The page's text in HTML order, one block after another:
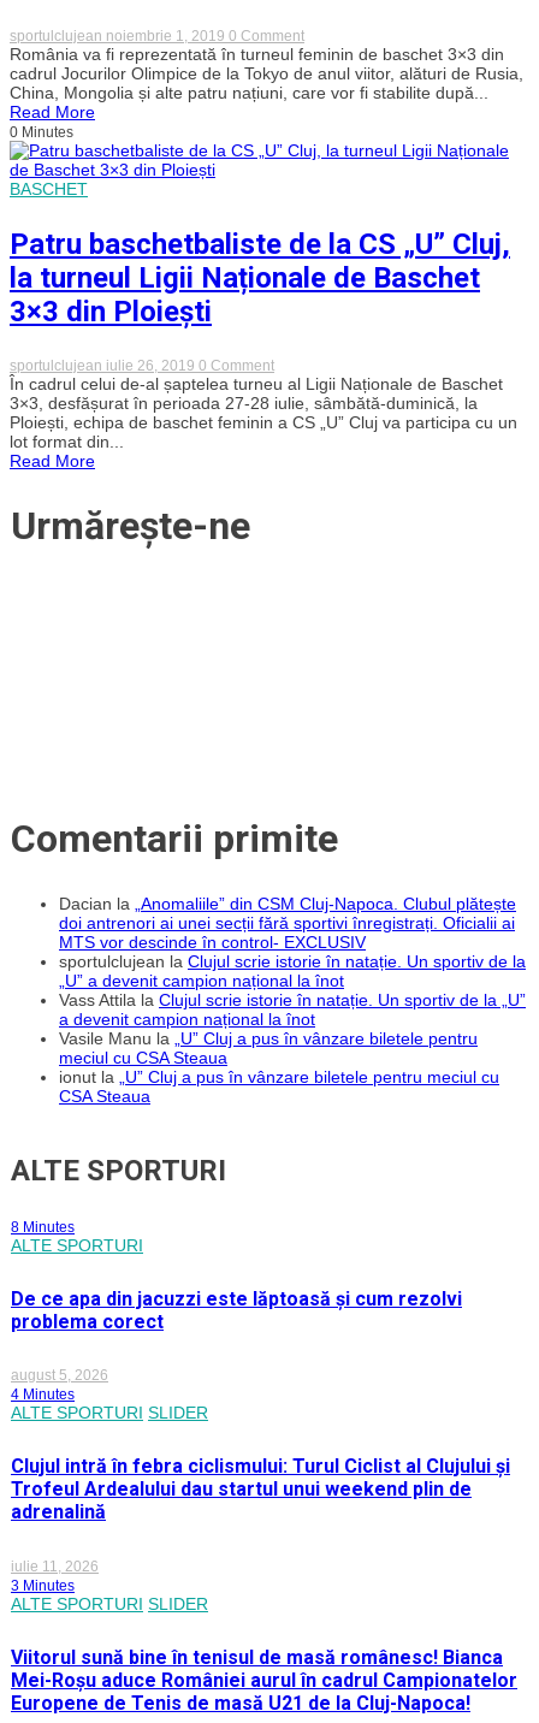
sportulclujean noiembrie 1, 2019 0 Commenton
Naționala
de
baschet
feminin
s-
Olimpice
de
la
Tokyo
România va fi reprezentată în turneul feminin de baschet 3×3 din
cadrul Jocurilor Olimpice de la Tokyo de anul viitor, alături de Rusia,
China, Mongolia și alte patru națiuni, care vor fi stabilite după...
Read More
0 Minutes
BASCHET
Patru baschetbaliste de la CS „U” Cluj,
la turneul Ligii Naționale de Baschet
3×3 din Ploiești
sportulclujean iulie 26, 2019 0 Commenton
Patru
baschetbaliste
de
la
În cadrul celui de-al șaptelea turneu al Ligii Naționale de Baschet
3×3, desfășurat în perioada 27-28 iulie, sâmbătă-duminică, la
Ploiești, echipa de baschet feminin a CS „U” Cluj va participa cu un
lot format din...
Read More
Urmărește-ne
Comentarii primite
Dacian la
„Anomaliile” din CSM Cluj-Napoca. Clubul plătește
doi antrenori ai unei secții fără sportivi înregistrați. Oficialii ai
MTS vor descinde în control- EXCLUSIV
sportulclujean la Clujul scrie istorie în natație. Un sportiv de la
„U” a devenit campion național la înot
Vass Attila la Clujul scrie istorie în natație. Un sportiv de la „U”
a devenit campion național la înot
Vasile Manu la
„U” Cluj a pus în vânzare biletele pentru
meciul cu CSA Steaua
ionut la
„U” Cluj a pus în vânzare biletele pentru meciul cu
CSA Steaua
ALTE SPORTURI
8 Minutes
ALTE SPORTURI
De ce apa din jacuzzi este lăptoasă și cum rezolvi
problema corect
august 5, 2026
4 Minutes
ALTE SPORTURI SLIDER
Clujul intră în febra ciclismului: Turul Ciclist al Clujului și
Trofeul Ardealului dau startul unui weekend plin de
adrenalină
iulie 11, 2026
3 Minutes
ALTE SPORTURI SLIDER
Viitorul sună bine în tenisul de masă românesc! Bianca
Mei-Roșu aduce României aurul în cadrul Campionatelor
Europene de Tenis de masă U21 de la Cluj-Napoca!